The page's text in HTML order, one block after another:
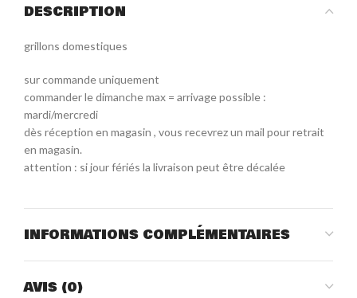
DESCRIPTION
grillons domestiques
sur commande uniquement
commander le dimanche max = arrivage possible :
mardi/mercredi
dès réception en magasin , vous recevrez un mail pour retrait
en magasin.
attention : si jour fériés la livraison peut être décalée
INFORMATIONS COMPLÉMENTAIRES
AVIS (0)